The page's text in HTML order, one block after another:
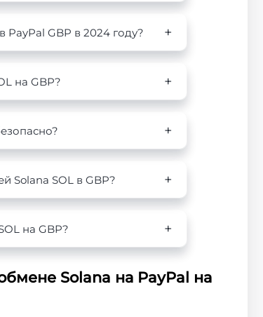
PayPal GBP в 2024 году?
на GBP?
Solana SOL в GBP?
на GBP?
Solana на PayPal на